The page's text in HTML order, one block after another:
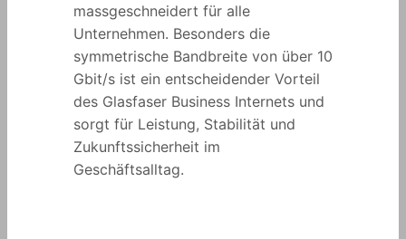
massgeschneidert für alle
Unternehmen. Besonders die
symmetrische Bandbreite von über 10
Gbit/s ist ein entscheidender Vorteil
des Glasfaser Business Internets und
sorgt für Leistung, Stabilität und
Zukunftssicherheit im
Geschäftsalltag.